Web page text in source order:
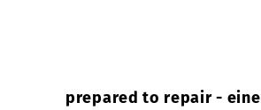
prepared to repair - eine